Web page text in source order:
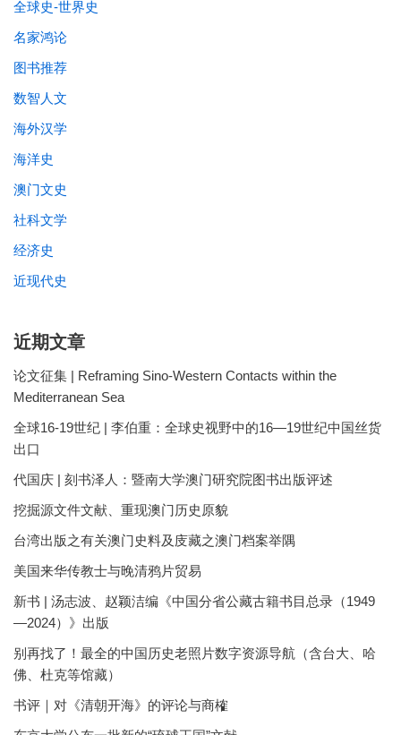
全球史-世界史
名家鸿论
图书推荐
数智人文
海外汉学
海洋史
澳门文史
社科文学
经济史
近现代史
近期文章
论文征集 | Reframing Sino-Western Contacts within the
Mediterranean Sea
全球16-19世纪 | 李伯重：全球史视野中的16—19世纪中国丝货
出口
代国庆 | 刻书泽人：暨南大学澳门研究院图书出版评述
挖掘源文件文献、重现澳门历史原貌
台湾出版之有关澳门史料及庋藏之澳门档案举隅
美国来华传教士与晚清鸦片贸易
新书 | 汤志波、赵颖洁编《中国分省公藏古籍书目总录（1949
—2024）》出版
别再找了！最全的中国历史老照片数字资源导航（含台大、哈
佛、杜克等馆藏）
书评｜对《清朝开海》的评论与商榷